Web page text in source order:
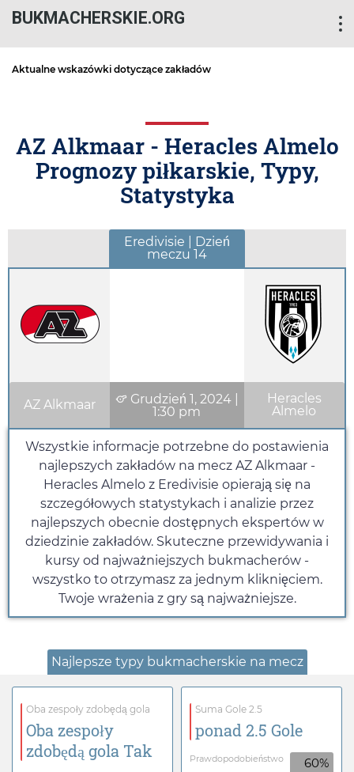
BUKMACHERSKIE.ORG
Aktualne wskazówki dotyczące zakładów
AZ Alkmaar - Heracles Almelo
Prognozy piłkarskie, Typy,
Statystyka
Eredivisie | Dzień
meczu 14
AZ Alkmaar Grudzień 1, 2024|
1:30 pm
Heracles
Almelo
Wszystkie informacje potrzebne do postawienia
najlepszych zakładów na mecz AZ Alkmaar -
Heracles Almelo z Eredivisie opierają się na
szczegółowych statystykach i analizie przez
najlepszych obecnie dostępnych ekspertów w
dziedzinie zakładów. Skuteczne przewidywania i
kursy od najważniejszych bukmacherów -
wszystko to otrzymasz za jednym kliknięciem.
Twoje wrażenia z gry są najważniejsze.
Najlepsze typy bukmacherskie na mecz
Oba zespoły zdobędą gola
Oba zespoły
zdobędą gola Tak
Suma Gole 2.5
ponad 2.5 Gole
Prawdopodobieństwo 60%